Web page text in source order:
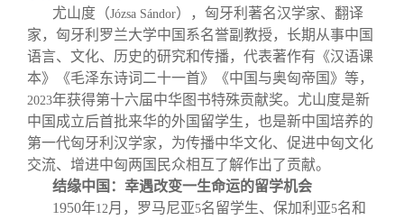
三创大赛
实用信息
会长致辞
总会章程
理事会名单
制度法规
尤山度（Józsa Sándor），匈牙利著名汉学家、翻译
家，匈牙利罗兰大学中国系名誉副教授，长期从事中国
语言、文化、历史的研究和传播，代表著作有《汉语课
本》《毛泽东诗词二十一首》《中国与奥匈帝国》等，
2023年获得第十六届中华图书特殊贡献奖。尤山度是新
中国成立后首批来华的外国留学生，也是新中国培养的
第一代匈牙利汉学家，为传播中华文化、促进中匈文化
交流、增进中匈两国民众相互了解作出了贡献。
结缘中国：幸遇改变一生命运的留学机会
1950年12 月，罗马尼亚5名留学生、保加利亚5名和